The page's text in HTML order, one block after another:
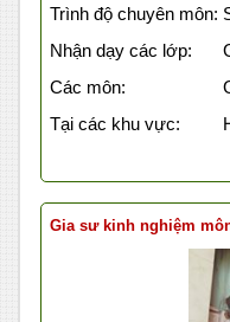
Trình độ chuyên môn:
Nhận dạy các lớp:
Các môn:
Tại các khu vực:
Gia sư kinh nghiệm